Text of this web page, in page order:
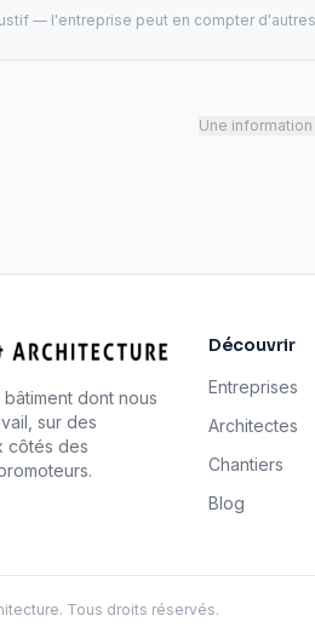
— l'entreprise peut en compter
Une
dont nous
sur des
côtés des
Découvrir
Entreprises
Architectes
Chantiers
Blog
Tous droits réservés.